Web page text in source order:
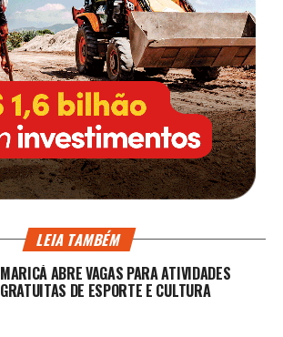
LEIA TAMBÉM
MARICÁ ABRE VAGAS PARA ATIVIDADES
GRATUITAS DE ESPORTE E CULTURA